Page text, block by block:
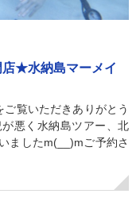
店★水納島マーメイ
覧いただきありがとう
悪く水納島ツアー、北
ましたm(__)mご予約さ